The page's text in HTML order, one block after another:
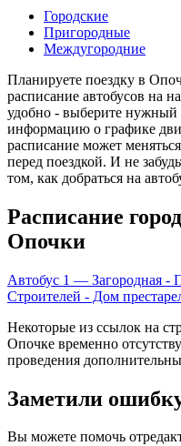
Городские
Пригородные
Междугородние
Планируете поездку в
расписание автобусов на
удобно - выберите нужный
информацию о графике
расписание может
перед поездкой. И не
том, как добраться на
Расписание
Опочки
Автобус 1 — Загородная -
Строителей - Дом
Некоторые из ссылок на
Опочке временно
проведения
Заметили
Вы можете помочь